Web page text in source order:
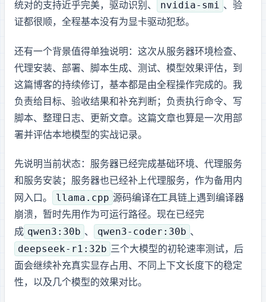
统对 RTX 4090 的支持近乎完美，驱动识别、
nvidia-smi 、Docker GPU 验
证都很顺，全程基本没有为显卡驱动犯愁。
还有一个背景值得单独说明：这次从服务器环境检查、
代理安装、Ollama 部署、benchmark 脚本生成、API 测试、模型效果评估，到
这篇博客的持续修订，基本都是由全程操作完成的。我
负责给目标、验收结果和补充判断；Codex 负责执行命令、写
脚本、整理日志、更新文章。这篇文章也算是一次“用 AI Agent 部
署并评估本地 AI 模型”的实战记录。
先说明当前状态：GPU 服务器 A 已经完成基础环境、代理服务
和 Ollama 服务安装；GPU 服务器 B 也已经补上代理服务，作为备用内
网入口。
llama.cpp 源码编译在 Ubuntu 26.04 LTS + CUDA 工具链上遇到编译器
崩溃，暂时先用 Ollama 作为可运行路径。现在已经完
成 qwen3:30b 、 qwen3-coder:30b 、
deepseek-r1:32b 三个大模型的初轮 token 速率测试，后
面会继续补充真实显存占用、不同上下文长度下的稳定
性，以及几个模型的效果对比。